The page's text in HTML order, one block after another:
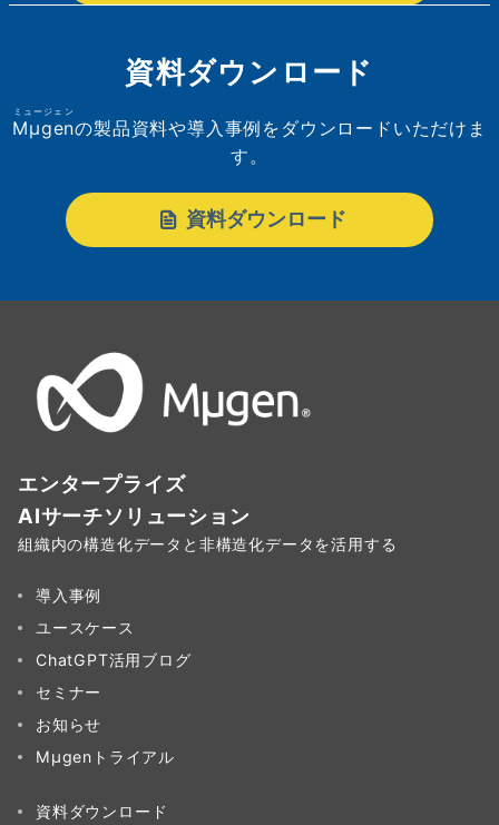
資料ダウンロード
Mµgen
ミュージェン
の製品資料や導入事例をダウンロードいただけま
す。
資料ダウンロード
エンタープライズ
AIサーチソリューション
組織内の構造化データと非構造化データを活用する
導入事例
ユースケース
ChatGPT活用ブログ
セミナー
お知らせ
Mµgenトライアル
資料ダウンロード